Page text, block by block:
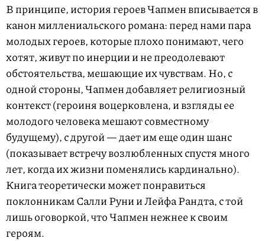
В принципе, история героев Чапмен вписывается в
канон миллениальского романа: перед нами пара
молодых героев, которые плохо понимают, чего
хотят, живут по инерции и не преодолевают
обстоятельства, мешающие их чувствам. Но, с
одной стороны, Чапмен добавляет религиозный
контекст (героиня воцерковлена, и взгляды ее
молодого человека мешают совместному
будущему), с другой — дает им еще один шанс
(показывает встречу возлюбленных спустя много
лет, когда их жизни поменялись кардинально).
Книга теоретически может понравиться
поклонникам Салли Руни и Лейфа Рандта, с той
лишь оговоркой, что Чапмен нежнее к своим
героям.